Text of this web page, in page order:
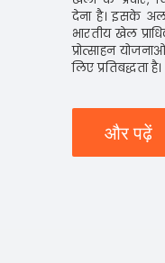
देना है। इसके
भारतीय खेल
प्रोत्साहन
लिए प्रतिबद्धता है।
और पढ़ें